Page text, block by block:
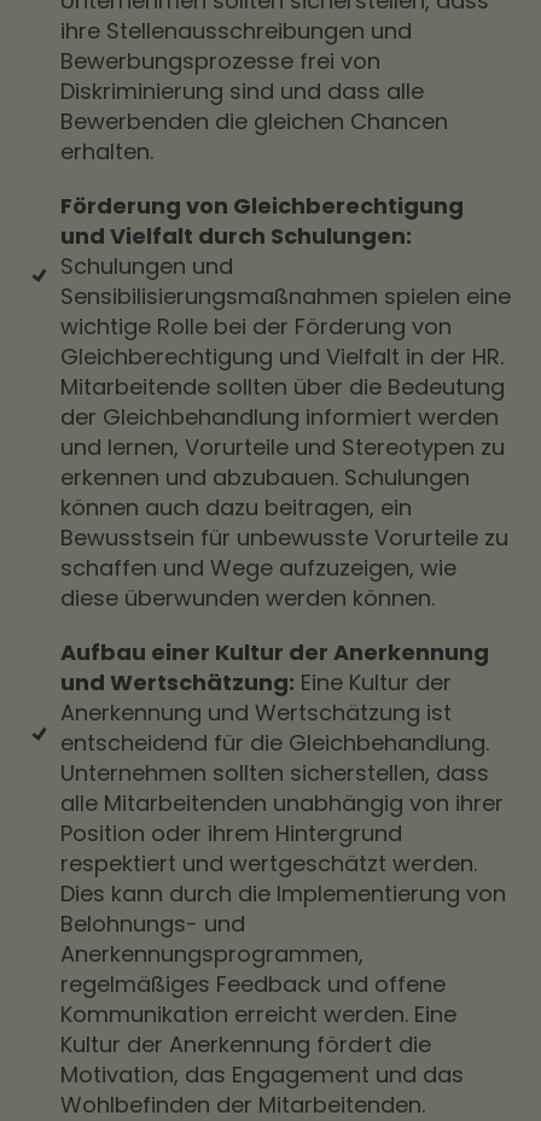
ihre Stellenausschreibungen und
Bewerbungsprozesse frei von
Diskriminierung sind und dass alle
Bewerbenden die gleichen Chancen
erhalten.
Förderung von Gleichberechtigung
und Vielfalt durch Schulungen:
Schulungen und
Sensibilisierungsmaßnahmen spielen eine
wichtige Rolle bei der Förderung von
Gleichberechtigung und Vielfalt in der HR.
Mitarbeitende sollten über die Bedeutung
der Gleichbehandlung informiert werden
und lernen, Vorurteile und Stereotypen zu
erkennen und abzubauen. Schulungen
können auch dazu beitragen, ein
Bewusstsein für unbewusste Vorurteile zu
schaffen und Wege aufzuzeigen, wie
diese überwunden werden können.
Aufbau einer Kultur der Anerkennung
und Wertschätzung: Eine Kultur der
Anerkennung und Wertschätzung ist
entscheidend für die Gleichbehandlung.
Unternehmen sollten sicherstellen, dass
alle Mitarbeitenden unabhängig von ihrer
Position oder ihrem Hintergrund
respektiert und wertgeschätzt werden.
Dies kann durch die Implementierung von
Belohnungs- und
Anerkennungsprogrammen,
regelmäßiges Feedback und offene
Kommunikation erreicht werden. Eine
Kultur der Anerkennung fördert die
Motivation, das Engagement und das
Wohlbefinden der Mitarbeitenden.